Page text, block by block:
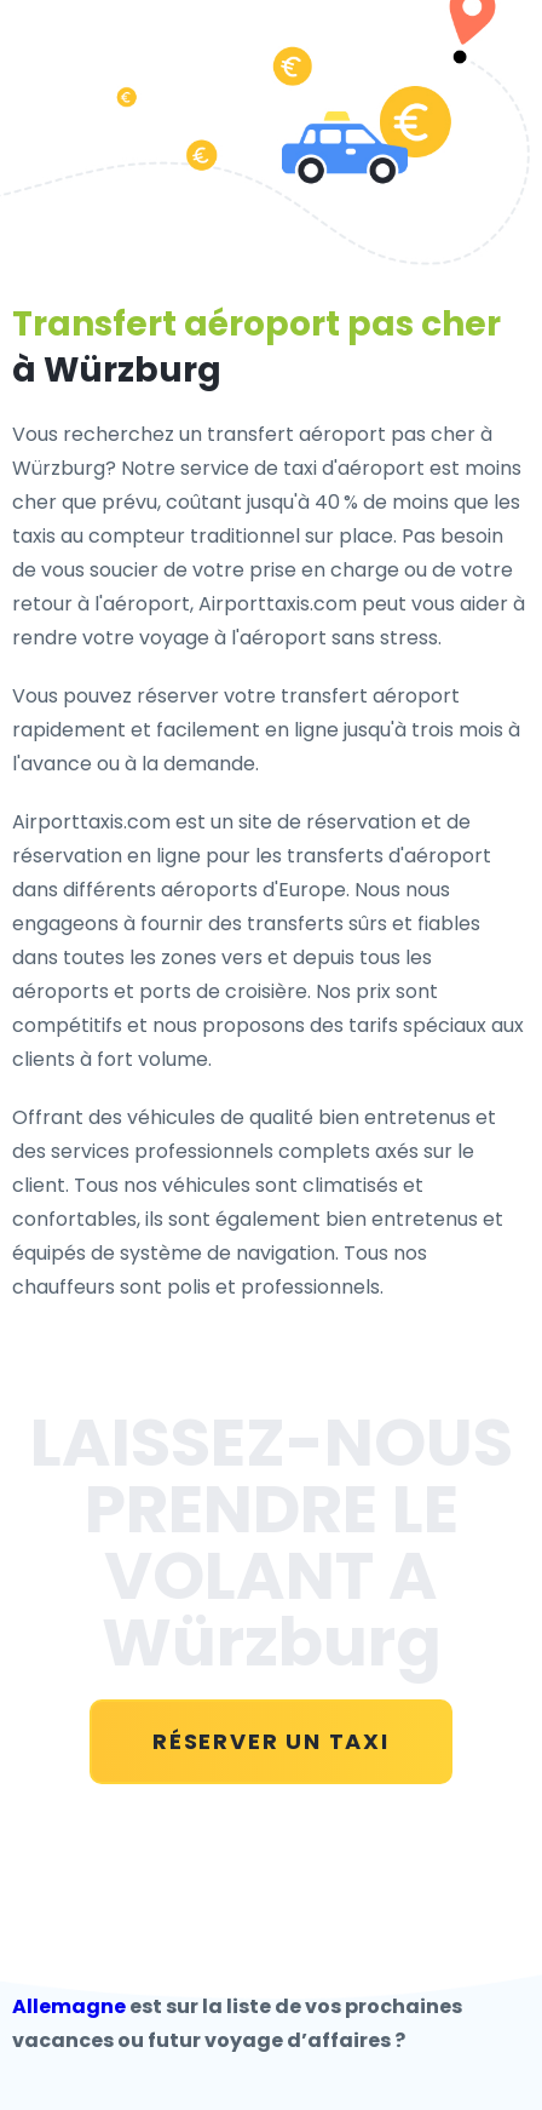
Transfert aéroport pas cher
à Würzburg
Vous recherchez un transfert aéroport pas cher à
Würzburg? Notre service de taxi d'aéroport est moins
cher que prévu, coûtant jusqu'à 40 % de moins que les
taxis au compteur traditionnel sur place. Pas besoin
de vous soucier de votre prise en charge ou de votre
retour à l'aéroport, Airporttaxis.com peut vous aider à
rendre votre voyage à l'aéroport sans stress.
Vous pouvez réserver votre transfert aéroport
rapidement et facilement en ligne jusqu'à trois mois à
l'avance ou à la demande.
Airporttaxis.com est un site de réservation et de
réservation en ligne pour les transferts d'aéroport
dans différents aéroports d'Europe. Nous nous
engageons à fournir des transferts sûrs et fiables
dans toutes les zones vers et depuis tous les
aéroports et ports de croisière. Nos prix sont
compétitifs et nous proposons des tarifs spéciaux aux
clients à fort volume.
Offrant des véhicules de qualité bien entretenus et
des services professionnels complets axés sur le
client. Tous nos véhicules sont climatisés et
confortables, ils sont également bien entretenus et
équipés de système de navigation. Tous nos
chauffeurs sont polis et professionnels.
RÉSERVER UN TAXI
Allemagneest sur la liste de vos prochaines
vacances ou futur voyage d’affaires ?